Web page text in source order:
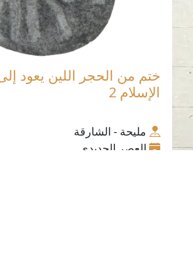
ختم من الحجر اللين يعود
الإسلام 2
مليحة - الشارقة
العصر الحديدي